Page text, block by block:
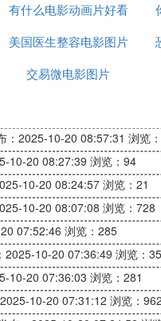
电影
有什么电影动画片好看
的
美国医生整容电影图片
交易微电影图片
：2025-10-20 08:57:31 浏览
10-20 08:27:39 浏览：94
10-20 08:24:57 浏览：21
10-20 08:07:08 浏览：728
07:52:46 浏览：285
2025-10-20 07:36:49 浏览：
10-20 07:36:03 浏览：281
10-20 07:31:12 浏览：962